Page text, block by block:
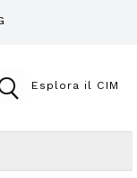
Esplora il CIM